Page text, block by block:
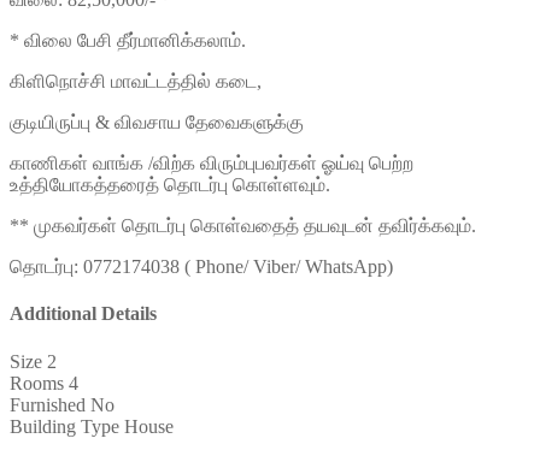
* விலை பேசி தீர்மானிக்கலாம்.
கிளிநொச்சி மாவட்டத்தில் கடை,
குடியிருப்பு & விவசாய தேவைகளுக்கு
காணிகள் வாங்க /விற்க விரும்புபவர்கள் ஓய்வு பெற்ற
உத்தியோகத்தரைத் தொடர்பு கொள்ளவும்.
** முகவர்கள் தொடர்பு கொள்வதைத் தயவுடன் தவிர்க்கவும்.
தொடர்பு: 0772174038 ( Phone/ Viber/ WhatsApp)
Additional Details
Size 2
Rooms 4
Furnished No
Building Type House